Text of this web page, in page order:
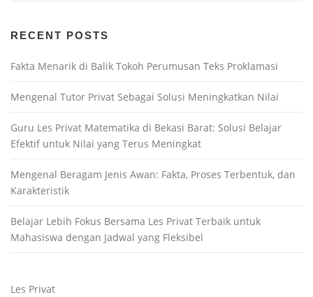
RECENT POSTS
Fakta Menarik di Balik Tokoh Perumusan Teks Proklamasi
Mengenal Tutor Privat Sebagai Solusi Meningkatkan Nilai
Guru Les Privat Matematika di Bekasi Barat: Solusi Belajar
Efektif untuk Nilai yang Terus Meningkat
Mengenal Beragam Jenis Awan: Fakta, Proses Terbentuk, dan
Karakteristik
Belajar Lebih Fokus Bersama Les Privat Terbaik untuk
Mahasiswa dengan Jadwal yang Fleksibel
Les Privat